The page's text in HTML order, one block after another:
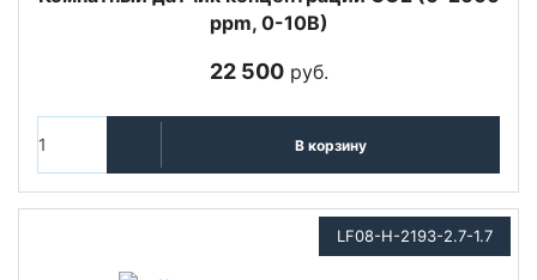
ppm, 0-10В)
22 500руб.
В корзину
LF08-H-2193-2.7-1.7